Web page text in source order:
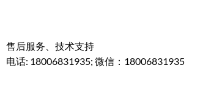
售后服务、技术支持
电话: 18006831935; 微信：18006831935